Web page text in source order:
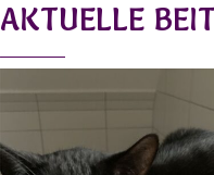
AKTUELLE